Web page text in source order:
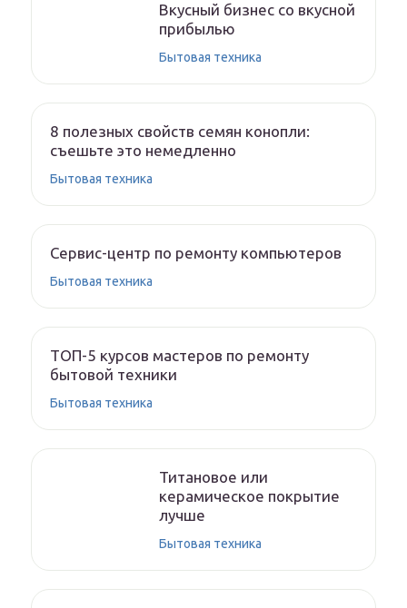
Вкусный бизнес со вкусной
прибылью
Бытовая техника
8 полезных свойств семян конопли:
съешьте это немедленно
Бытовая техника
Сервис-центр по ремонту компьютеров
Бытовая техника
ТОП-5 курсов мастеров по ремонту
бытовой техники
Бытовая техника
Титановое или
керамическое покрытие
лучше
Бытовая техника